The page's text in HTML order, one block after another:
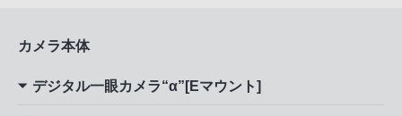
カメラ本体
デジタル一眼カメラ“α”[Eマウント]